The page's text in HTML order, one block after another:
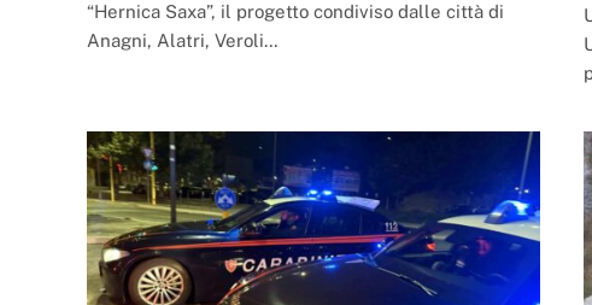
“Hernica Saxa”, il progetto condiviso dalle città di
Anagni, Alatri, Veroli…